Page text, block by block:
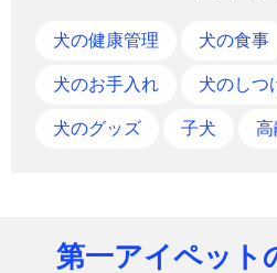
犬の健康管理 犬の食事
犬のお手入れ 犬のしつ
犬のグッズ 子犬 高
第一アイペット